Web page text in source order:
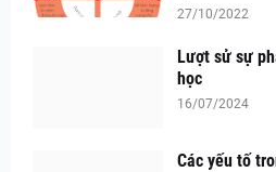
27/10/2022
Lượt sử sự
học
16/07/2024
Các yếu tố